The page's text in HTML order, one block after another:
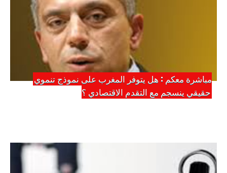
مباشرة معكم : هل يتوفر المغرب على نموذج تنموي
حقيقي ينسجم مع التقدم الاقتصادي ؟